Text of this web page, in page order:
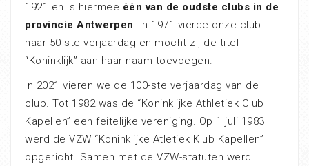
1921 en is hiermee één van de oudste clubs in de
provincie Antwerpen. In 1971 vierde onze club
haar 50-ste verjaardag en mocht zij de titel
“Koninklijk” aan haar naam toevoegen.
In 2021 vieren we de 100-ste verjaardag van de
club. Tot 1982 was de “Koninklijke Athletiek Club
Kapellen” een feitelijke vereniging. Op 1 juli 1983
werd de VZW “Koninklijke Atletiek Klub Kapellen”
opgericht. Samen met de VZW-statuten werd